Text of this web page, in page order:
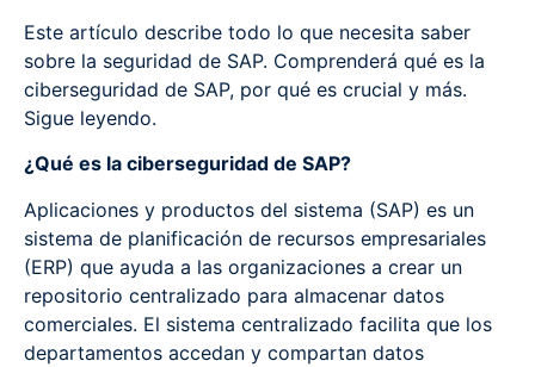
Este artículo describe todo lo que necesita saber
sobre la seguridad de SAP. Comprenderá qué es la
ciberseguridad de SAP, por qué es crucial y más.
Sigue leyendo.
¿Qué es la ciberseguridad de SAP?
Aplicaciones y productos del sistema (SAP) es un
sistema de planificación de recursos empresariales
(ERP) que ayuda a las organizaciones a crear un
repositorio centralizado para almacenar datos
comerciales. El sistema centralizado facilita que los
departamentos accedan y compartan datos